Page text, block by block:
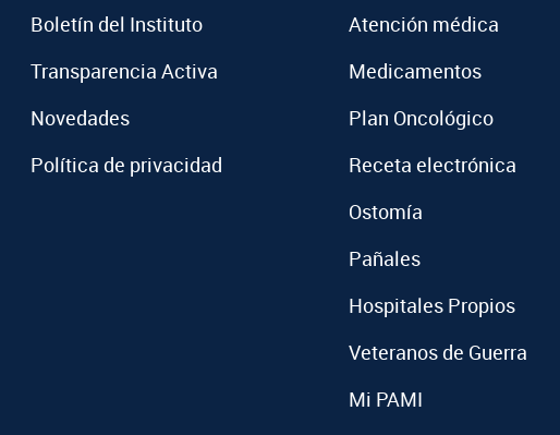
Boletín del Instituto
Transparencia Activa
Novedades
Política de privacidad
Atención médica
Medicamentos
Plan Oncológico
Receta electrónica
Ostomía
Pañales
Hospitales Propios
Veteranos de Guerra
Mi PAMI